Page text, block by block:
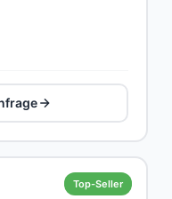
Top-Seller